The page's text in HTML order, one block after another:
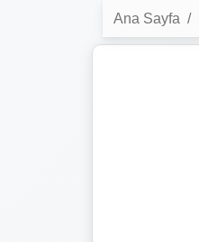
Ana Sayfa